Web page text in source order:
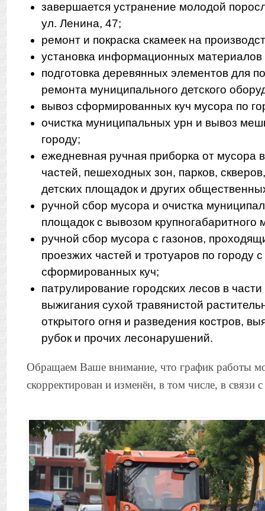
завершается устранение молодой
ул. Ленина, 47;
ремонт и покраска скамеек на
установка информационных материалов
подготовка деревянных элементов для
ремонта муниципального детского
вывоз сформированных куч мусора по
очистка муниципальных урн и вывоз
городу;
ежедневная ручная приборка от мусора
частей, пешеходных зон, парков,
детских площадок и других
ручной сбор мусора и очистка
площадок с вывозом крупногабаритного
ручной сбор мусора с газонов,
проезжих частей и тротуаров по городу
сформированных куч;
патрулирование городских лесов в
выжигания сухой травянистой
открытого огня и разведения костров,
рубок и прочих лесонарушений.
Обращаем Ваше внимание, что график работы
скорректирован и изменён, в том числе, в связи